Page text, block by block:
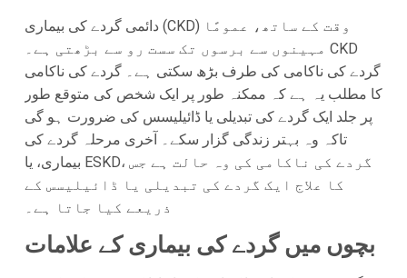
دائمی گردے کی بیماری (CKD) وقت کے ساتھ، عمومًا
مہینوں سے برسوں تک سست رو سے بڑھتی ہے۔ CKD
گردے کی ناکامی کی طرف بڑھ سکتی ہے۔ گردے کی ناکامی
کا مطلب یہ ہے کہ ممکنہ طور پر ایک شخص کی متوقع طور
پر جلد ایک گردے کی تبدیلی یا ڈائیلیسس کی ضرورت ہو گی
تاکہ وہ بہتر زندگی گزار سکے۔ آخری مرحلہ گردے کی
بیماری، یا ESKD، گردے کی ناکامی کی وہ حالت ہے جس
کا علاج ایک گردے کی تبدیلی یا ڈائیلیسس کے
ذریعے کیا جاتا ہے۔
بچوں میں گردے کی بیماری کے علامات